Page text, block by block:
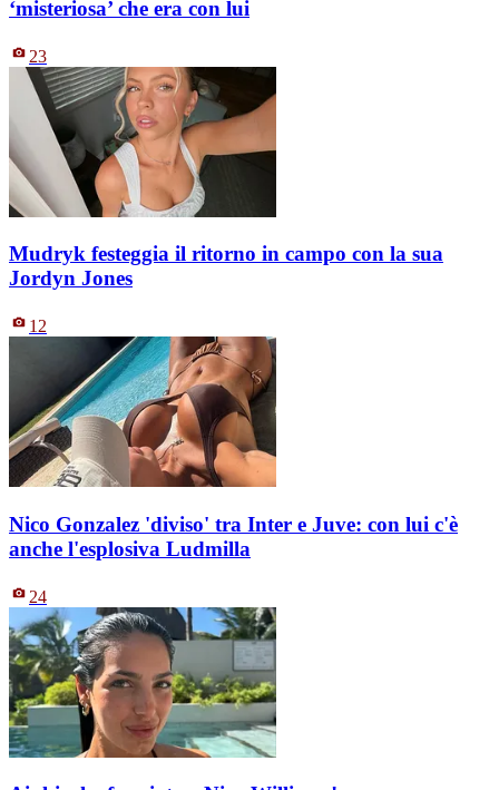
‘misteriosa’ che era con lui
23
Mudryk festeggia il ritorno in campo con la sua
Jordyn Jones
12
Nico Gonzalez 'diviso' tra Inter e Juve: con lui c'è
anche l'esplosiva Ludmilla
24